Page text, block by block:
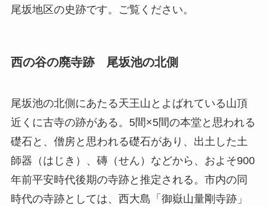
尾坂地区の史跡です。ご覧ください。
西の谷の廃寺跡 尾坂池の北側
尾坂池の北側にあたる天王山とよばれている山頂
近くに古寺の跡がある。5間×5間の本堂と思われる
礎石と、僧房と思われる礎石があり、出土した土
師器（はじき）、磚（せん）などから、およそ900
年前平安時代後期の寺跡と推定される。市内の同
時代の寺跡としては、西大島「御嶽山量剛寺跡」